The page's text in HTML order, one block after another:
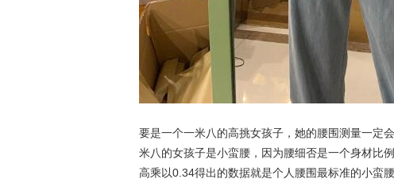
要是一个一米八的高挑女孩子，她的腰围测量一定
米八的女孩子是小蛮腰，因为腰细否是一个身材比
高乘以0.34得出的数据就是个人腰围最标准的小蛮腰